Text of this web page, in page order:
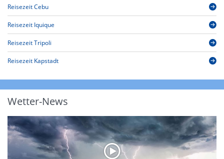
Reisezeit Cebu
Reisezeit Iquique
Reisezeit Tripoli
Reisezeit Kapstadt
Wetter-News